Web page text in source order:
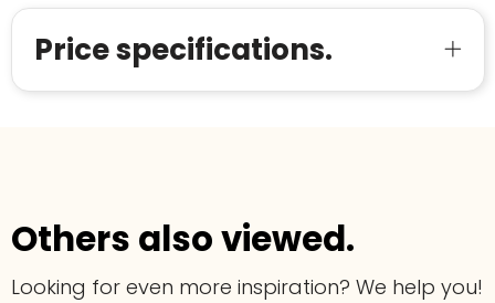
Price specifications.
Others also viewed.
Looking for even more inspiration? We help you!